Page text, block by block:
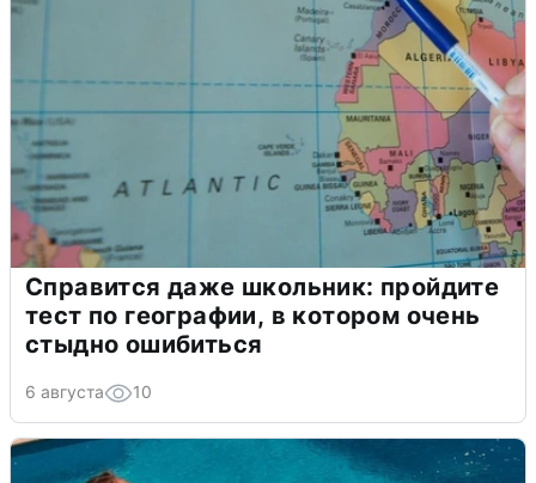
Справится даже школьник: пройдите
тест по географии, в котором очень
стыдно ошибиться
6 августа 10